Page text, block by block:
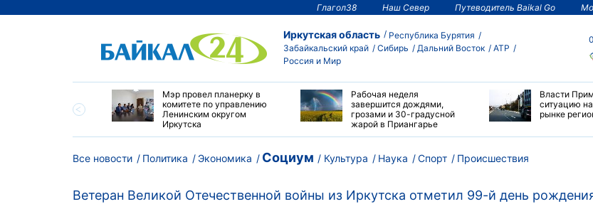
Глагол38 Наш Север Путеводитель Baikal Go
Иркутская область
Республика Бурятия
Забайкальский край
Сибирь Дальний Восток
АТР
Россия и Мир
сделать
Мэр провел планерку в
комитете по управлению
Ленинским округом
Иркутска
Рабочая неделя
завершится дождями,
грозами и 30-градусной
жарой в Приангарье
Власти
ситуацию
рынке
Все новости Политика Экономика Социум Культура Наука Спорт Происшествия
Ветеран Великой Отечественной войны из Иркутска отметил 99-й день